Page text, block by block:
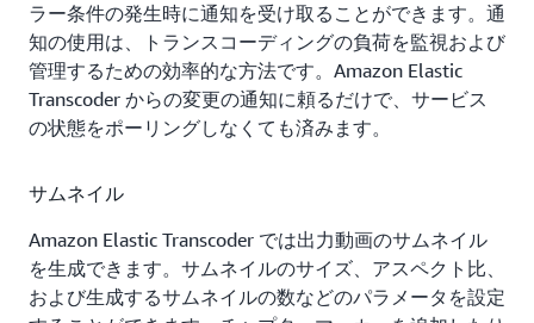
ラー条件の発生時に通知を受け取ることができます。通
知の使用は、トランスコーディングの負荷を監視および
管理するための効率的な方法です。Amazon Elastic
Transcoder からの変更の通知に頼るだけで、サービス
の状態をポーリングしなくても済みます。
サムネイル
Amazon Elastic Transcoder では出力動画のサムネイル
を生成できます。サムネイルのサイズ、アスペクト比、
および生成するサムネイルの数などのパラメータを設定